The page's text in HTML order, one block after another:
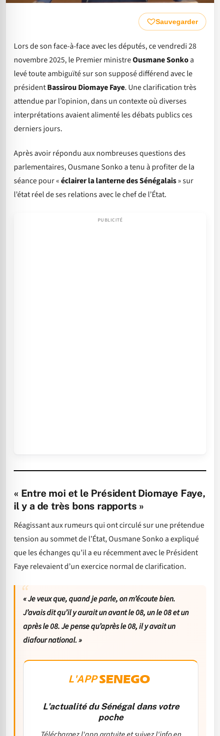
Sauvegarder
Lors de son face-à-face avec les députés, ce vendredi 28
novembre 2025, le Premier ministreOusmane Sonkoa
levé toute ambiguïté sur son supposé différend avec le
présidentBassirou Diomaye Faye. Une clarification très
attendue par l’opinion, dans un contexte où diverses
interprétations avaient alimenté les débats publics ces
derniers jours.
Après avoir répondu aux nombreuses questions des
parlementaires, Ousmane Sonko a tenu à profiter de la
séance pour «éclairer la lanterne des Sénégalais» sur
l’état réel de ses relations avec le chef de l’État.
« Entre moi et le Président Diomaye Faye,
il y a de très bons rapports »
Réagissant aux rumeurs qui ont circulé sur une prétendue
tension au sommet de l’État, Ousmane Sonko a expliqué
que les échanges qu’il a eu récemment avec le Président
Faye relevaient d’un exercice normal de clarification.
« Je veux que, quand je parle, on m’écoute bien.
J’avais dit qu’il y aurait un avant le 08, un le 08 et un
après le 08. Je pense qu’après le 08, il y avait un
diafour national. »
L'APP
L'actualité du Sénégal dans votre
poche